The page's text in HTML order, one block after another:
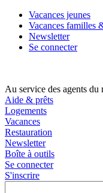
Aller
contenu
principal
Vacances jeunes
Vacances familles
Newsletter
Se connecter
Au service des agents du
Aide & prêts
Logements
Vacances
Restauration
Newsletter
Boîte à outils
Se connecter
S'inscrire